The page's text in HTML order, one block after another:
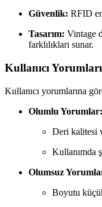
Güvenlik: RFID
Tasarım: Vintage
farklılıkları sunar.
Kullanıcı
Kullanıcı yorumlarına
Olumlu Yorumlar:
Deri kalitesi
Kullanımda
Olumsuz
Boyutu